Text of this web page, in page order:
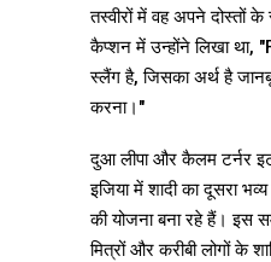
तस्वीरों में वह अपने दोस्तों
कैप्शन में उन्होंने लिखा
स्लैंग है, जिसका अर्थ है
करना।"
दुआ लीपा और कैलम टर्नर
इजिया में शादी का दूसरा
की योजना बना रहे हैं। इस
मित्रों और करीबी लोगों के